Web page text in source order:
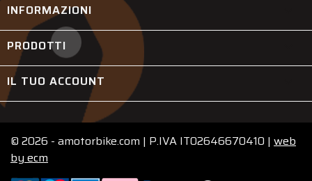
INFORMAZIONI
PRODOTTI
IL TUO ACCOUNT
© 2026 - amotorbike.com | P.IVA IT02646670410 | web
byecm